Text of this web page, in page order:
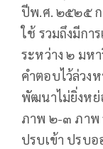
ปีพ.ศ. ๒๕๒๕ ก
ใช้ รวมถึงมีกา
ระหว่าง ๒ มห
คำตอบไว้ล่วง
พัฒนาไม่ยิ่งหย่
ภาพ ๒-๓ ภาพ
ปรบเข้า ปรบ